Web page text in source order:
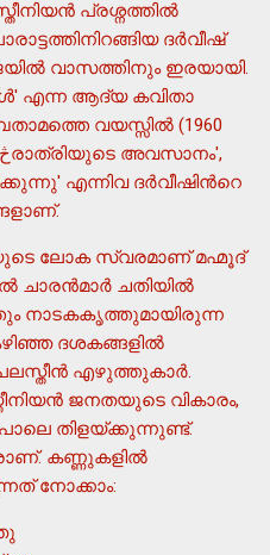
പ്രശ്നത്തില്‍
ദര്‍വീഷ്
വാസത്തിനും ഇരയായി.
വയസ്സില്‍ (1960
ലോക സ്വരമാണ് മഹ്മൂദ്
ചാരന്‍മാര്‍ ചതിയില്‍
നാടകകൃത്തുമായിരുന്ന
ദശകങ്ങളില്‍
പലസ്തീന്‍ എഴുത്തുകാര്‍.
ജനതയുടെ വികാരം,
തിളയ്ക്കുന്നുണ്ട്.
കണ്ണുകളില്‍
നോക്കാം: